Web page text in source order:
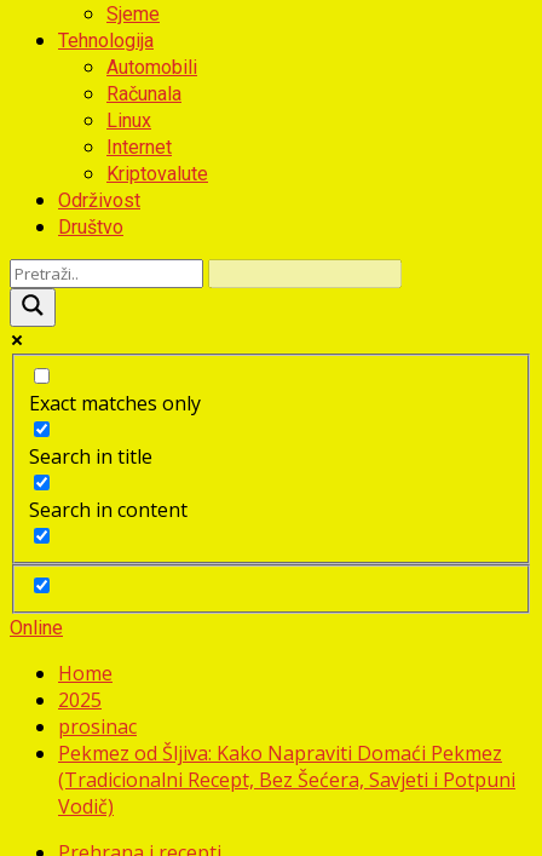
Sjeme
Tehnologija
Automobili
Računala
Linux
Internet
Kriptovalute
Održivost
Društvo
Exact matches only
Search in title
Search in content
Online
Home
2025
prosinac
Pekmez od Šljiva: Kako Napraviti Domaći Pekmez
(Tradicionalni Recept, Bez Šećera, Savjeti i Potpuni
Vodič)